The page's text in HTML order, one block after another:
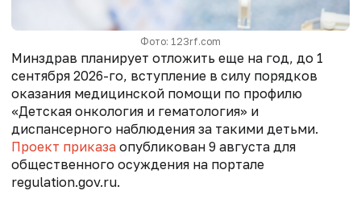
Фото: 123rf.com
Минздрав планирует отложить еще на год, до 1
сентября 2026-го, вступление в силу порядков
оказания медицинской помощи по профилю
«Детская онкология ‎и гематология» и
диспансерного наблюдения за такими детьми.
Проект приказа опубликован 9 августа для
общественного осуждения на портале
regulation.gov.ru.